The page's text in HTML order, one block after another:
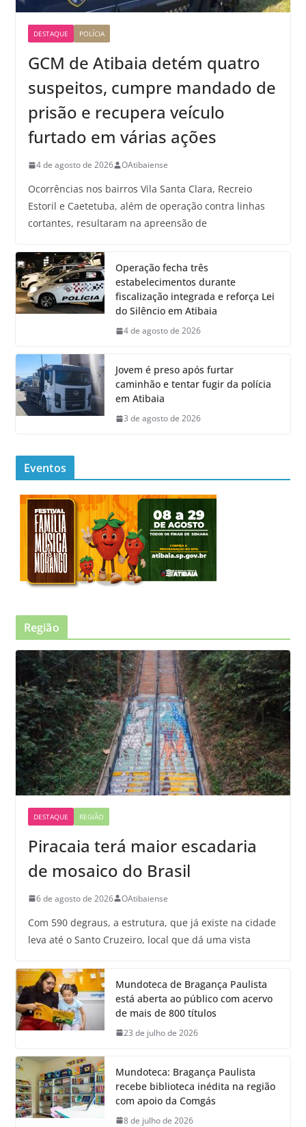
DESTAQUE POLÍCIA
GCM de Atibaia detém quatro
suspeitos, cumpre mandado de
prisão e recupera veículo
furtado em várias ações
4 de agosto de 2026 OAtibaiense
Ocorrências nos bairros Vila Santa Clara, Recreio
Estoril e Caetetuba, além de operação contra linhas
cortantes, resultaram na apreensão de
Operação fecha três
estabelecimentos durante
fiscalização integrada e reforça Lei
do Silêncio em Atibaia
4 de agosto de 2026
Jovem é preso após furtar
caminhão e tentar fugir da polícia
em Atibaia
3 de agosto de 2026
Eventos
Região
DESTAQUE REGIÃO
Piracaia terá maior escadaria
de mosaico do Brasil
6 de agosto de 2026 OAtibaiense
Com 590 degraus, a estrutura, que já existe na cidade
leva até o Santo Cruzeiro, local que dá uma vista
Mundoteca de Bragança Paulista
está aberta ao público com acervo
de mais de 800 títulos
23 de julho de 2026
Mundoteca: Bragança Paulista
recebe biblioteca inédita na região
com apoio da Comgás
8 de julho de 2026